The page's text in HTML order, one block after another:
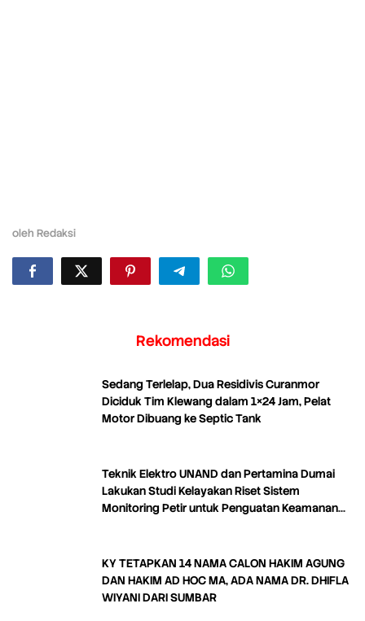
oleh Redaksi
Rekomendasi
Sedang Terlelap, Dua Residivis Curanmor
Diciduk Tim Klewang dalam 1×24 Jam, Pelat
Motor Dibuang ke Septic Tank
Teknik Elektro UNAND dan Pertamina Dumai
Lakukan Studi Kelayakan Riset Sistem
Monitoring Petir untuk Penguatan Keamanan
KY TETAPKAN 14 NAMA CALON HAKIM AGUNG
DAN HAKIM AD HOC MA, ADA NAMA DR. DHIFLA
WIYANI DARI SUMBAR